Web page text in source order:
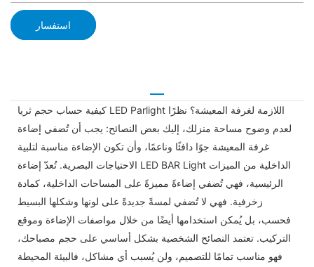
استفسار
كيفية حساب حجم ثريا LED Parlight اللازمة لغرفة المعيشة؟ نظرًا
لعدم وضوح مساحة منزلك، إليك بعض النصائح: يجب أن تُضفي إضاءة
غرفة المعيشة جوًا دافئًا وناعمًا، وأن تكون الإضاءة مناسبة لتلبية
الاحتياجات البصرية. تُعدّ إضاءة LED BAR Light الداخلية من الميزات
الرئيسية، فهي تُضفي إضاءةً مميزةً على المساحات الداخلية، كمادة
زخرفية. فهي لا تُضفي لمسةً جديدةً على لونها وشكلها البسيط
فحسب، بل يُمكن استخدامها أيضًا من خلال مواصفات الإضاءة وموقع
التركيب. تعتمد النصائح الشخصية بشكل أساسي على حجم مصباحك،
فهو مناسب تمامًا للتصميم، ولن يُسبب أي مشاكل، فالبيئة المحيطة